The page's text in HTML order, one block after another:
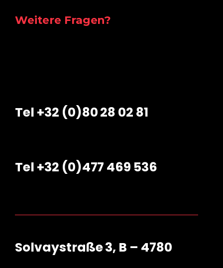
Weitere Fragen?
Tel +32 (0)80 28 02 81
Tel +32 (0)477 469 536
Solvaystraße 3, B – 4780